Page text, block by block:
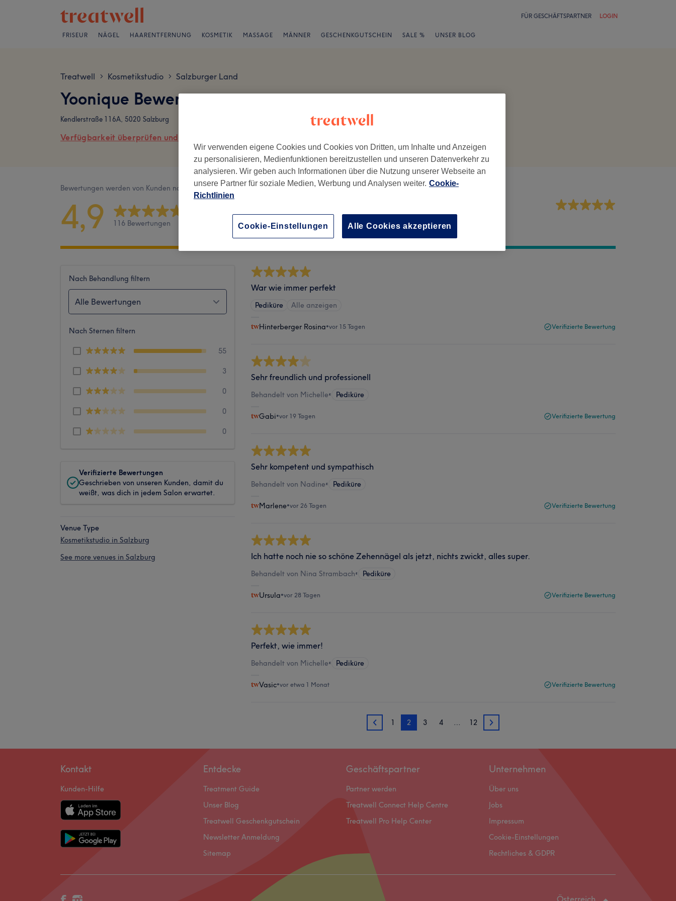
FÜR GESCHÄFTSPARTNER LOGIN
FRISEUR NÄGEL HAARENTFERNUNG KOSMETIK MASSAGE MÄNNER GESCHENKGUTSCHEIN SALE % UNSER BLOG
Treatwell > Kosmetikstudio > Salzburger Land
Yoonique Bewertungen
Kendlerstraße 116A, 5020 Salzburg
Verfügbarkeit überprüfen und online buchen
Bewertungen werden von Kunden nach ihrem Besuch geschrieben.
4,9 116 Bewertungen Sauberkeit
Nach Behandlung filtern
Alle Bewertungen
Nach Sternen filtern
55
3
0
0
0
Verifizierte Bewertungen
Geschrieben von unseren Kunden, damit du
weißt, was dich in jedem Salon erwartet.
Venue Type
Kosmetikstudio in Salzburg
See more venues in Salzburg
War wie immer perfekt
Pediküre Alle anzeigen
Hinterberger Rosina•vor 15 Tagen Verifizierte Bewertung
Sehr freundlich und professionell
Behandelt von Michelle• Pediküre
Gabi•vor 19 Tagen Verifizierte Bewertung
Sehr kompetent und sympathisch
Behandelt von Nadine• Pediküre
Marlene•vor 26 Tagen Verifizierte Bewertung
Ich hatte noch nie so schöne Zehennägel als jetzt, nichts zwickt, alles super.
Behandelt von Nina Strambach• Pediküre
Ursula•vor 28 Tagen Verifizierte Bewertung
Perfekt, wie immer!
Behandelt von Michelle• Pediküre
Vasic•vor etwa 1 Monat Verifizierte Bewertung
1 1 2 3 4 … 12 3
Kontakt
Kunden-Hilfe
Entdecke
Treatment Guide
Unser Blog
Treatwell Geschenkgutschein
Newsletter Anmeldung
Sitemap
Geschäftspartner
Partner werden
Treatwell Connect Help Centre
Treatwell Pro Help Center
Unternehmen
Über uns
Jobs
Impressum
Cookie-Einstellungen
Rechtliches & GDPR
Österreich
Wir verwenden eigene Cookies und Cookies von Dritten, um Inhalte und Anzeigen
zu personalisieren, Medienfunktionen bereitzustellen und unseren Datenverkehr zu
analysieren. Wir geben auch Informationen über die Nutzung unserer Webseite an
unsere Partner für soziale Medien, Werbung und Analysen weiter. Cookie-
Richtlinien
Alle Cookies akzeptieren
Cookie-Einstellungen